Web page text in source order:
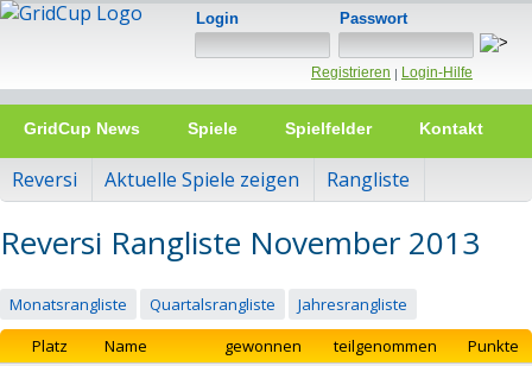
Login Passwort
Registrieren | Login-Hilfe
GridCup News Spiele Spielfelder Kontakt
Reversi Aktuelle Spiele zeigen Rangliste
Reversi Rangliste November 2013
Monatsrangliste Quartalsrangliste
Jahresrangliste
Platz
Name gewonnen teilgenommen
Punkte